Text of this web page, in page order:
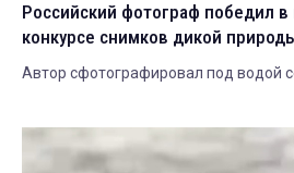
Российский фотограф победил
конкурсе снимков дикой
Автор сфотографировал под водой